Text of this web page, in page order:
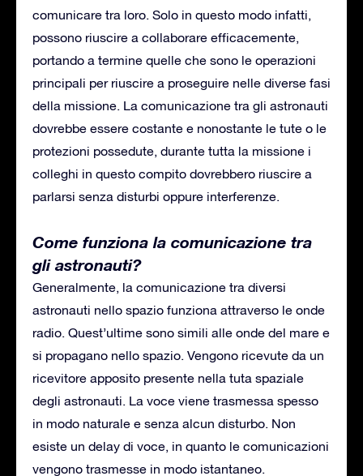
comunicare tra loro. Solo in questo modo infatti,
possono riuscire a collaborare efficacemente,
portando a termine quelle che sono le operazioni
principali per riuscire a proseguire nelle diverse fasi
della missione. La comunicazione tra gli astronauti
dovrebbe essere costante e nonostante le tute o le
protezioni possedute, durante tutta la missione i
colleghi in questo compito dovrebbero riuscire a
parlarsi senza disturbi oppure interferenze.
Come funziona la comunicazione tra
gli astronauti?
Generalmente, la comunicazione tra diversi
astronauti nello spazio funziona attraverso le onde
radio. Quest’ultime sono simili alle onde del mare e
si propagano nello spazio. Vengono ricevute da un
ricevitore apposito presente nella tuta spaziale
degli astronauti. La voce viene trasmessa spesso
in modo naturale e senza alcun disturbo. Non
esiste un delay di voce, in quanto le comunicazioni
vengono trasmesse in modo istantaneo.